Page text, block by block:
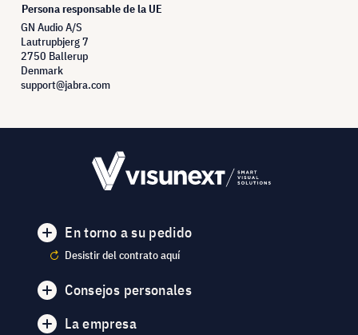
Persona responsable de la UE
GN Audio A/S
Lautrupbjerg 7
2750 Ballerup
Denmark
support@jabra.com
En torno a su pedido
Desistir del contrato aquí
Consejos personales
La empresa